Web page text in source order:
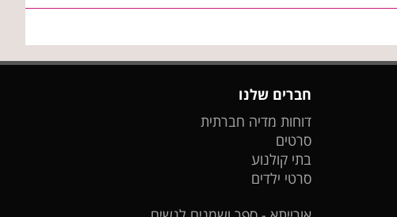
חברים שלנו
דוחות מדיה חברתית
סרטים
בתי קולנוע
סרטי ילדים